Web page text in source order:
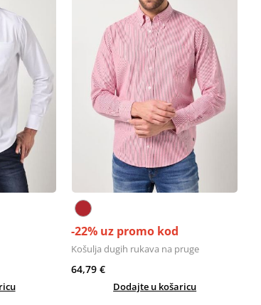
-22% uz promo kod
Košulja dugih rukava na pruge
64,79 €
Dodajte u košaricu